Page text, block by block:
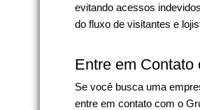
evitando acessos
do fluxo de visitantes e
Entre em Contato
Se você busca uma
entre em contato com o